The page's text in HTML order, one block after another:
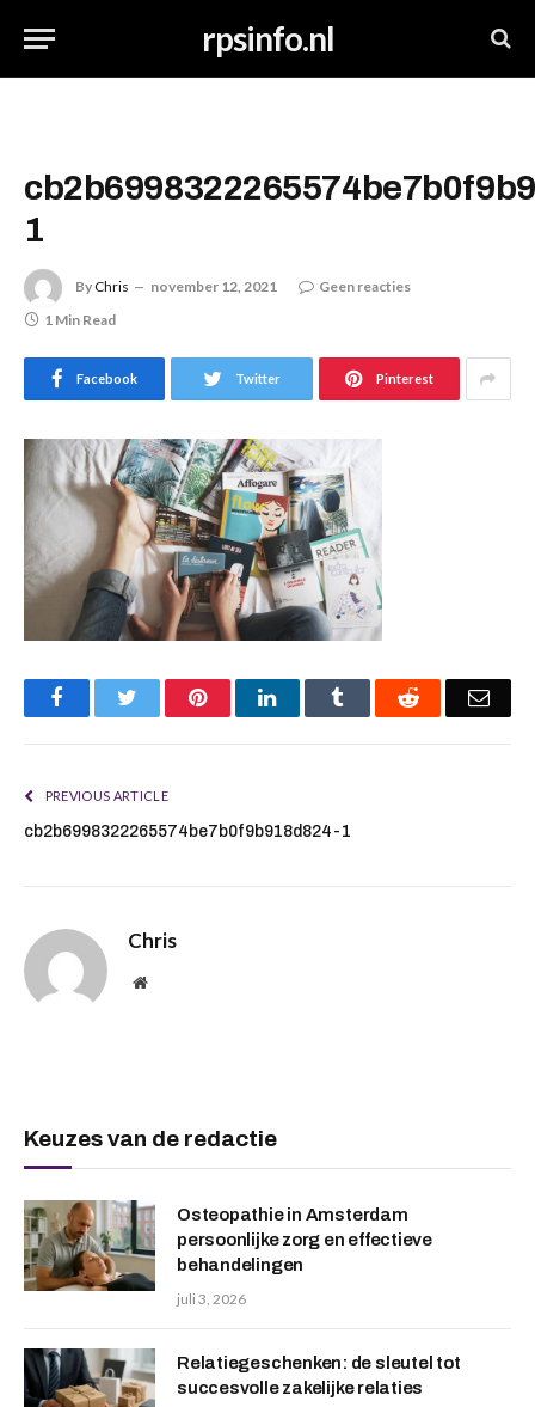
rpsinfo.nl
1
By Chris november 12, 2021
Geen reacties
1 Min Read
Facebook Twitter Pinterest
FacebookTwitter PinterestLinkedIn Tumblr Reddit
PREVIOUS ARTICLE
cb2b6998322265574be7b0f9b918d824-1
Chris
Website
Keuzes van de redactie
Osteopathie in Amsterdam
persoonlijke zorg en effectieve
behandelingen
juli 3, 2026
Relatiegeschenken: de sleutel tot
succesvolle zakelijke relaties